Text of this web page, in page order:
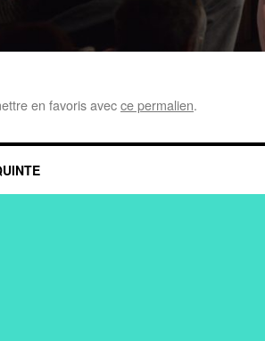
en favoris avecce permalien.